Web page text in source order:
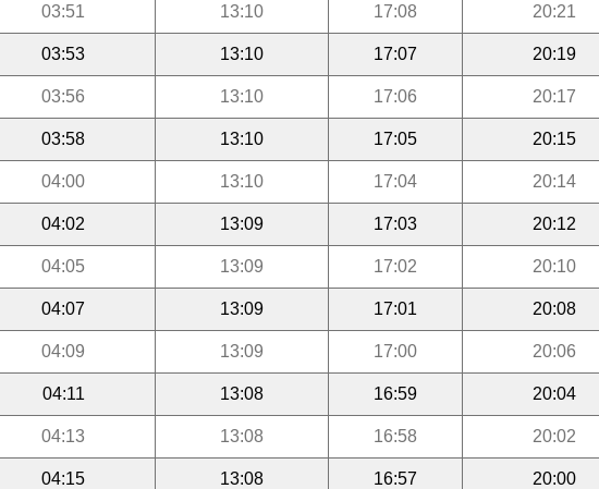
03:51 13:10 17:08 20:21
03:53 13:10 17:07 20:19
03:56 13:10 17:06 20:17
03:58 13:10 17:05 20:15
04:00 13:10 17:04 20:14
04:02 13:09 17:03 20:12
04:05 13:09 17:02 20:10
04:07 13:09 17:01 20:08
04:09 13:09 17:00 20:06
04:11 13:08 16:59 20:04
04:13 13:08 16:58 20:02
04:15 13:08 16:57 20:00